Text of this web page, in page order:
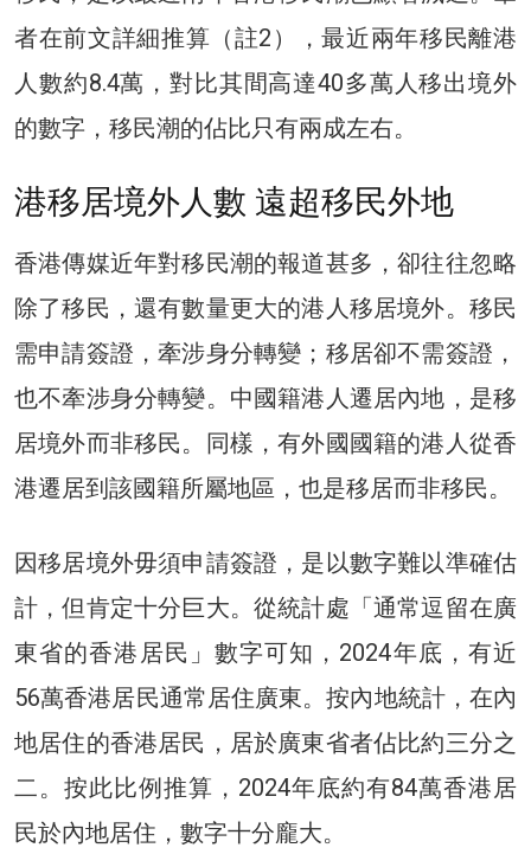
者在前文詳細推算（註2），最近兩年移民離港
人數約8.4萬，對比其間高達40多萬人移出境外
的數字，移民潮的佔比只有兩成左右。
港移居境外人數 遠超移民外地
香港傳媒近年對移民潮的報道甚多，卻往往忽略
除了移民，還有數量更大的港人移居境外。移民
需申請簽證，牽涉身分轉變；移居卻不需簽證，
也不牽涉身分轉變。中國籍港人遷居內地，是移
居境外而非移民。同樣，有外國國籍的港人從香
港遷居到該國籍所屬地區，也是移居而非移民。
因移居境外毋須申請簽證，是以數字難以準確估
計，但肯定十分巨大。從統計處「通常逗留在廣
東省的香港居民」數字可知，2024年底，有近
56萬香港居民通常居住廣東。按內地統計，在內
地居住的香港居民，居於廣東省者佔比約三分之
二。按此比例推算，2024年底約有84萬香港居
民於內地居住，數字十分龐大。